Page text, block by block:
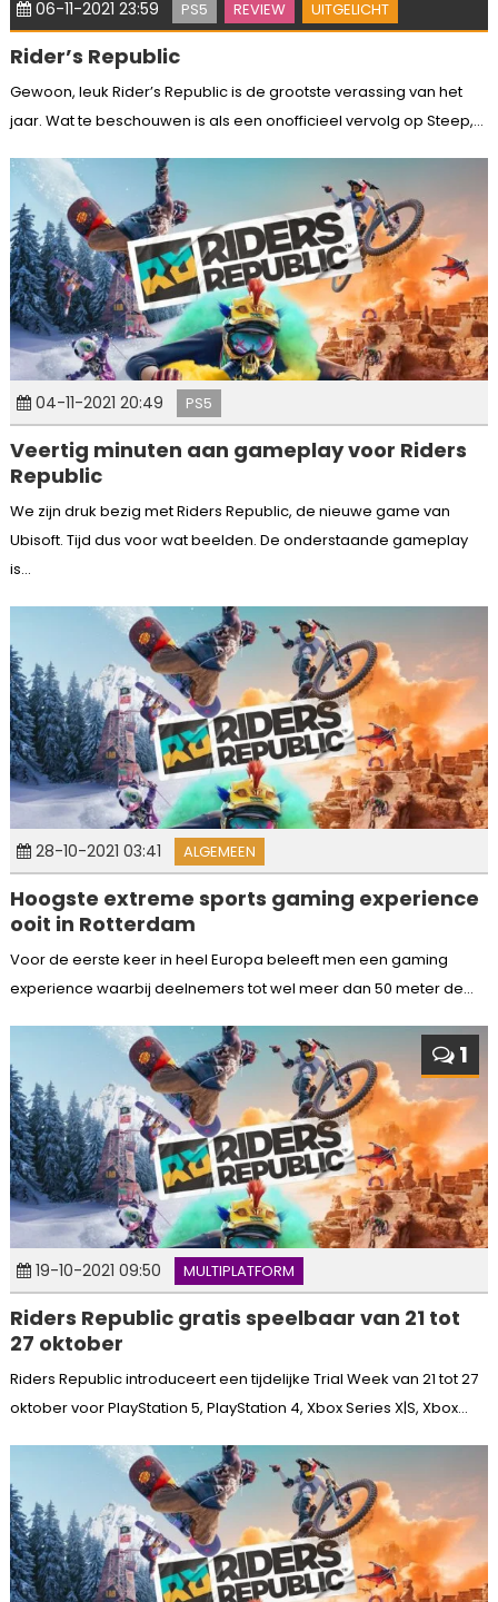
06-11-2021 23:59 PS5 REVIEW UITGELICHT
Rider’s Republic
Gewoon, leuk Rider’s Republic is de grootste verassing van het
jaar. Wat te beschouwen is als een onofficieel vervolg op Steep,...
04-11-2021 20:49 PS5
Veertig minuten aan gameplay voor Riders
Republic
We zijn druk bezig met Riders Republic, de nieuwe game van
Ubisoft. Tijd dus voor wat beelden. De onderstaande gameplay
is...
28-10-2021 03:41 ALGEMEEN
Hoogste extreme sports gaming experience
ooit in Rotterdam
Voor de eerste keer in heel Europa beleeft men een gaming
experience waarbij deelnemers tot wel meer dan 50 meter de...
1
19-10-2021 09:50 MULTIPLATFORM
Riders Republic gratis speelbaar van 21 tot
27 oktober
Riders Republic introduceert een tijdelijke Trial Week van 21 tot 27
oktober voor PlayStation 5, PlayStation 4, Xbox Series X|S, Xbox...